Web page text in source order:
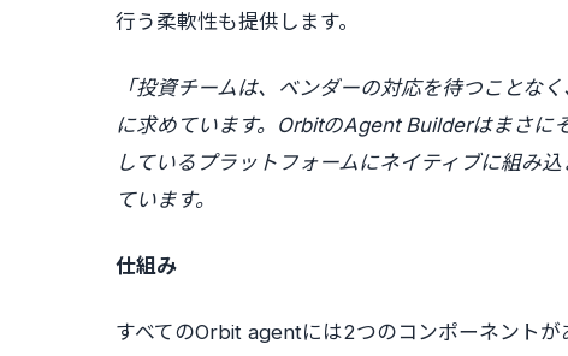
行う柔軟性も提供します。
「投資チームは、ベンダーの対応を待つことな
に求めています。OrbitのAgent Builderはまさに
しているプラットフォームにネイティブに組み
ています。
仕組み
すべてのOrbit agentには2つのコンポーネント